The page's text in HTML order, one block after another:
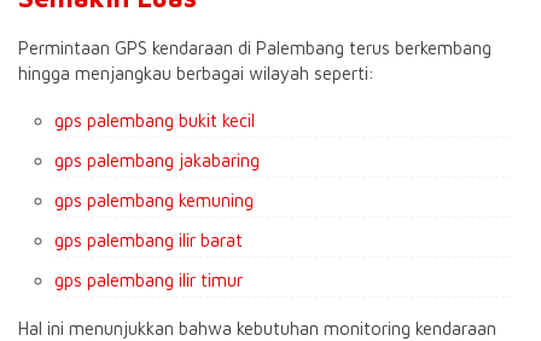
Permintaan GPS kendaraan di Palembang terus berkembang
hingga menjangkau berbagai wilayah seperti:
gps palembang bukit kecil
gps palembang jakabaring
gps palembang kemuning
gps palembang ilir barat
gps palembang ilir timur
Hal ini menunjukkan bahwa kebutuhan monitoring kendaraan